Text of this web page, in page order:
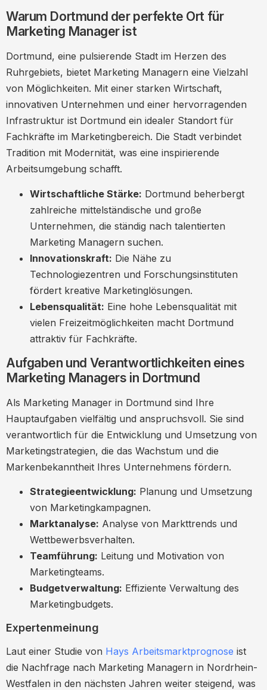
Zitat eines Experten
Karrierechancen und Gehaltsaussichten
Aktuelle Gehaltsdaten
Top-Unternehmen für Marketing Manager
in Dortmund
Unternehmensprofil: Adidas Dortmund
Bildungsmöglichkeiten und
Weiterentwicklung
Weiterbildungsperspektiven
Arbeitskultur und Leben in Dortmund
Lebensqualität in Zahlen
Tipps für die Bewerbung als Marketing
Manager in Dortmund
Bewerbungstipps von Experten
Zukunftsaussichten für Marketing
Manager in Dortmund
Technologische Trends
in Dortmund
Top-Netzwerkveranstaltungen
Work-Life-Balance für Marketing Manager
in Dortmund
Gesundheitsangebote
Regionale Wirtschaft und ihre Bedeutung
Branchenüberblick
Internationale Möglichkeiten für
Marketing Manager in Dortmund
Global agierende Unternehmen
Technologische Innovationen im
Marketing
Best Practices
Fazit: Ihre Karriere als Marketing Manager
Warum Dortmund der perfekte Ort für
Marketing Manager ist
Dortmund, eine pulsierende Stadt im Herzen des
Ruhrgebiets, bietet Marketing Managern eine Vielzahl
von Möglichkeiten. Mit einer starken Wirtschaft,
innovativen Unternehmen und einer hervorragenden
Infrastruktur ist Dortmund ein idealer Standort für
Fachkräfte im Marketingbereich. Die Stadt verbindet
Tradition mit Modernität, was eine inspirierende
Arbeitsumgebung schafft.
Wirtschaftliche Stärke: Dortmund beherbergt
zahlreiche mittelständische und große
Unternehmen, die ständig nach talentierten
Marketing Managern suchen.
Innovationskraft: Die Nähe zu
Technologiezentren und Forschungsinstituten
fördert kreative Marketinglösungen.
Lebensqualität: Eine hohe Lebensqualität mit
vielen Freizeitmöglichkeiten macht Dortmund
attraktiv für Fachkräfte.
Aufgaben und Verantwortlichkeiten eines
Marketing Managers in Dortmund
Als Marketing Manager in Dortmund sind Ihre
Hauptaufgaben vielfältig und anspruchsvoll. Sie sind
verantwortlich für die Entwicklung und Umsetzung von
Marketingstrategien, die das Wachstum und die
Markenbekanntheit Ihres Unternehmens fördern.
Strategieentwicklung: Planung und Umsetzung
von Marketingkampagnen.
Marktanalyse: Analyse von Markttrends und
Wettbewerbsverhalten.
Teamführung: Leitung und Motivation von
Marketingteams.
Budgetverwaltung: Effiziente Verwaltung des
Marketingbudgets.
Expertenmeinung
Laut einer Studie von Hays Arbeitsmarktprognose ist
die Nachfrage nach Marketing Managern in Nordrhein-
Westfalen in den nächsten Jahren weiter steigend, was